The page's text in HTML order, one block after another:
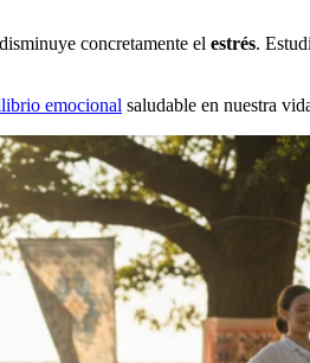
concretamente el estrés.
emocional saludable en nuestra